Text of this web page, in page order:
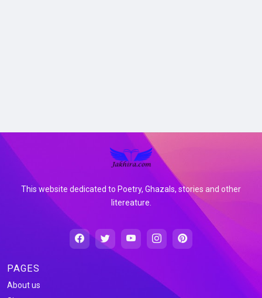
This website dedicated to Poetry, Ghazals, stories and other
litereature.
PAGES
About us